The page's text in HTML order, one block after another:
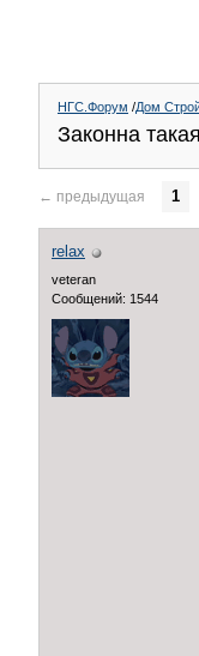
НГС.Форум /Дом
Законна
← предыдущая 1
relax
veteran
Сообщений: 1544